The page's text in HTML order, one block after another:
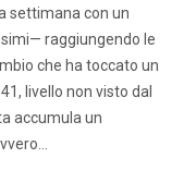
settimana con un
raggiungendo le
che ha toccato un
livello non visto dal
accumula un